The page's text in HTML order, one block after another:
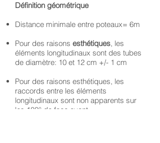
Définition géométrique
Distance minimale entre poteaux= 6m
Pour des raisons esthétiques, les
éléments longitudinaux sont des tubes
de diamètre: 10 et 12 cm +/- 1 cm
Pour des raisons esthétiques, les
raccords entre les éléments
longitudinaux sont non apparents sur
les 180° de face avant